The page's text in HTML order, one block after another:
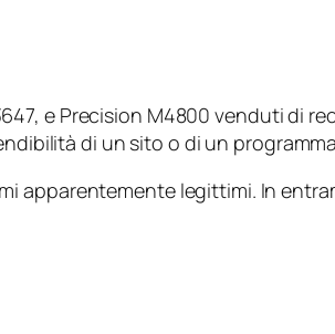
e Precision M4800 venduti di
di un sito o di un
apparentemente legittimi. In